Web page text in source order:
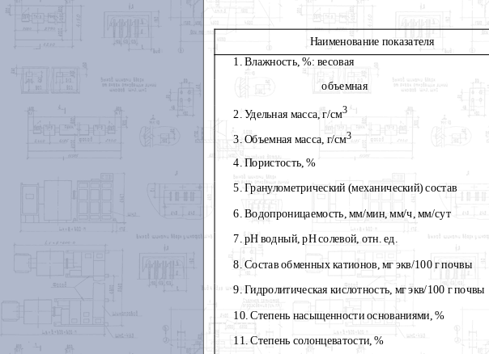
Наименование показателя
1. Влажность, %: весовая
объемная
2. Удельная масса, г/см3
3. Объемная масса, г/см3
4. Пористость, %
5. Гранулометрический (механический) состав
6. Водопроницаемость, мм/мин, мм/ч, мм/сут
7. рН водный, рН солевой, отн. ед.
8. Состав обменных катионов, мг экв/100 г почвы
9. Гидролитическая кислотность, мг экв/100 г почвы
10. Степень насыщенности основаниями,%
11. Степень солонцеватости, %